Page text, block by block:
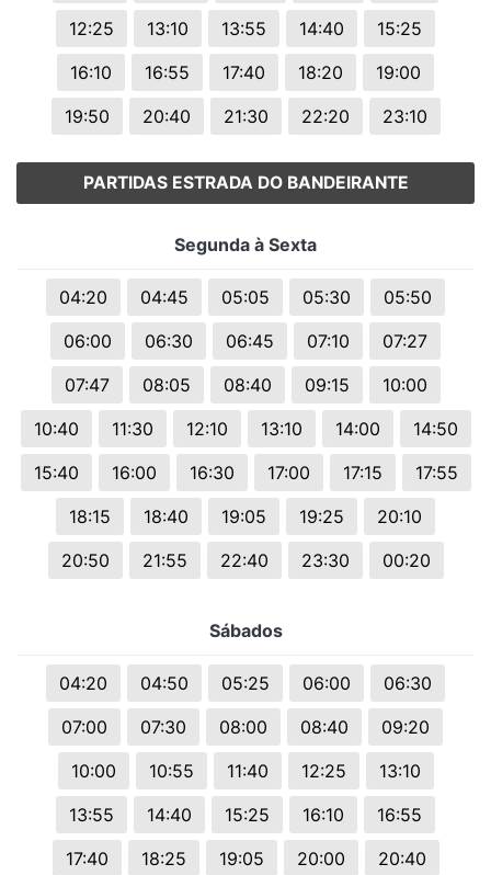
12:25 13:10 13:55 14:40
15:25
16:10
16:55 17:40 18:20
19:00
19:50
20:40 21:30 22:20 23:10
PARTIDAS ESTRADA DO BANDEIRANTE
Segunda à Sexta
04:20 04:45 05:05 05:30
05:50
06:00
06:30 06:45 07:10
07:27
07:47
08:05 08:40 09:15
10:00
10:40
11:30 12:10 13:10 14:00
14:50
15:40
16:00 16:30 17:00 17:15
17:55
18:15
18:40 19:05 19:25
20:10
20:50
21:55 22:40 23:30 00:20
Sábados
04:20 04:50 05:25 06:00
06:30
07:00
07:30 08:00 08:40
09:20
10:00
10:55 11:40 12:25
13:10
13:55
14:40 15:25 16:10
16:55
17:40
18:25 19:05 20:00
20:40